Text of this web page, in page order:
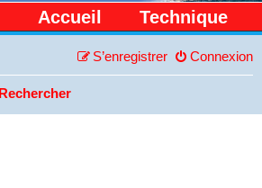
Accueil Technique
Connexion
S’enregistrer
Rechercher